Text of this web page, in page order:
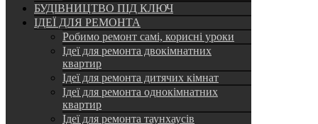
БУДІВНИЦТВО ПІД КЛЮЧ
ІДЕЇ ДЛЯ РЕМОНТА
Робимо ремонт самі, корисні уроки
Ідеї для ремонта двокімнатних
квартир
Ідеї для ремонта дитячих кімнат
Ідеї для ремонта однокімнатних
квартир
Ідеї для ремонта таунхаусів